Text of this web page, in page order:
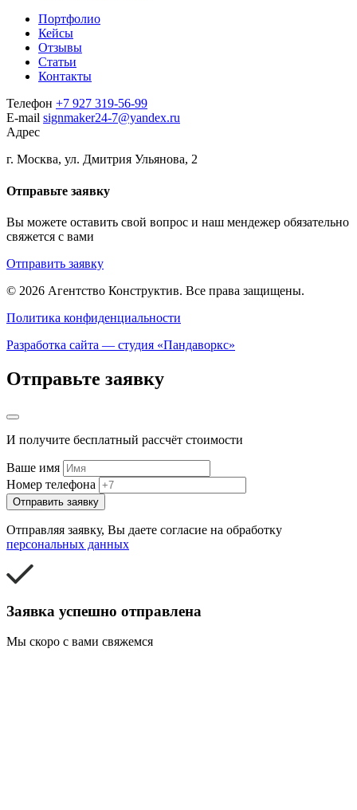
Портфолио
Кейсы
Отзывы
Статьи
Контакты
Телефон +7 927 319-56-99
E-mail signmaker24-7@yandex.ru
Адрес
г. Москва, ул. Дмитрия Ульянова, 2
Отправьте заявку
Вы можете оставить свой вопрос и наш мендежер обязательно
свяжется с вами
Отправить заявку
© 2026 Агентство Конструктив. Все права защищены.
Политика конфиденциальности
Разработка сайта — студия «Пандаворкс»
Отправьте заявку
И получите бесплатный рассчёт стоимости
Ваше имя
Номер телефона
Отправить заявку
Отправляя заявку, Вы даете согласие на обработку
персональных данных
Заявка успешно отправлена
Мы скоро с вами свяжемся